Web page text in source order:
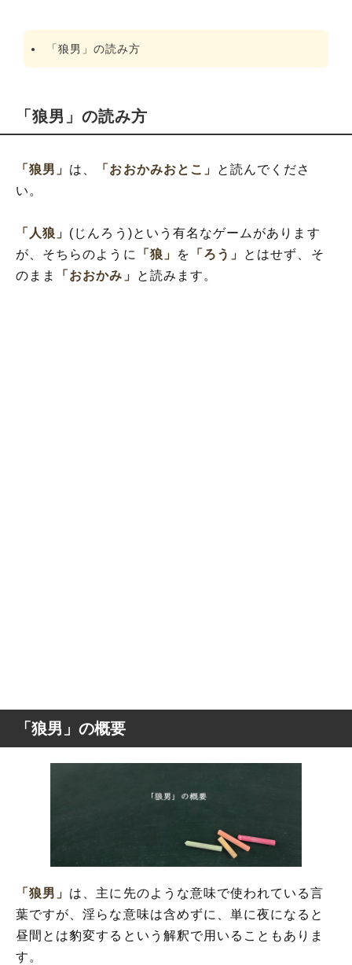
「狼男」の読み方
「狼男」の読み方
「狼男」 は、 「おおかみおとこ」
と読んでくださ
い。
「人狼」 (じんろう)という有名なゲームがあります
が、そちらのように
「狼」 を 「ろう」
とはせず、そ
のまま
「おおかみ」 と読みます。
「狼男」の概要
「狼男」 は、主に先のような意味で使われている言
葉ですが、淫らな意味は含めずに、単に夜になると
昼間とは豹変するという解釈で用いることもありま
す。